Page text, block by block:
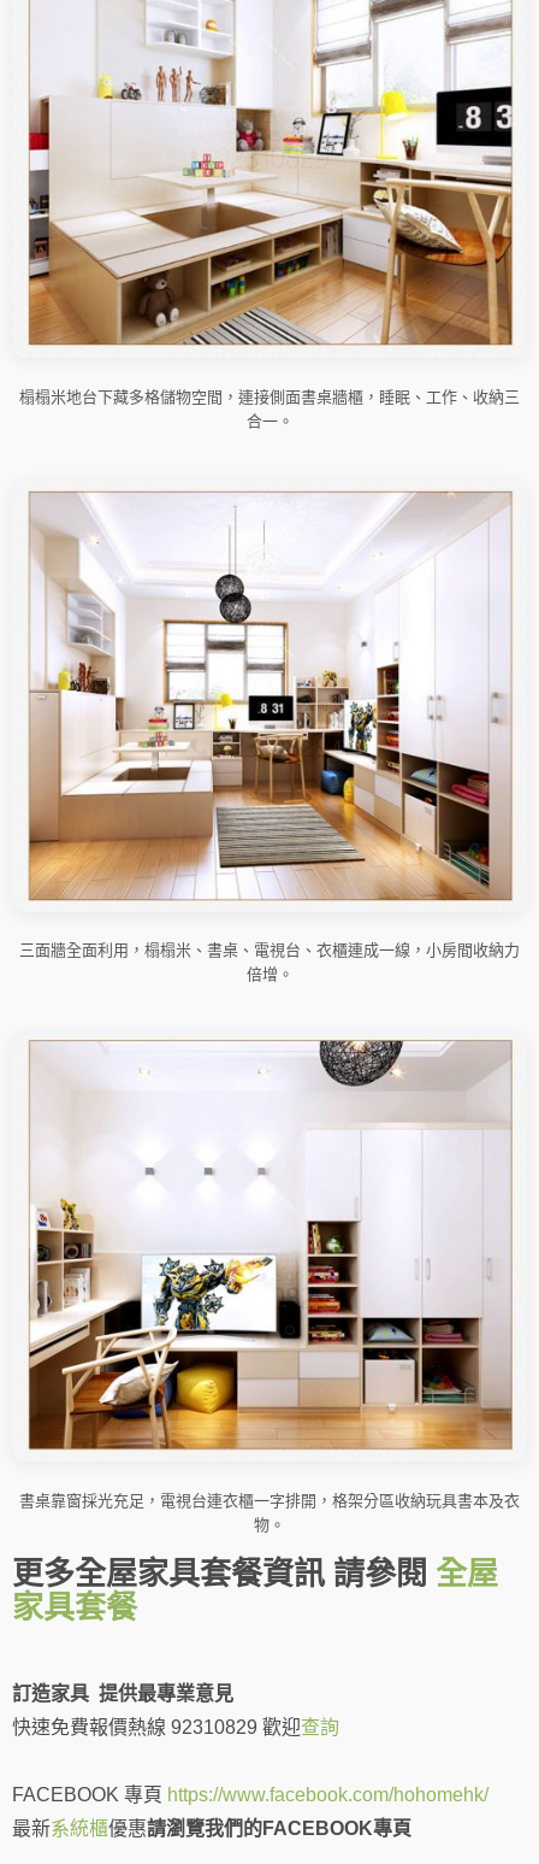
榻榻米地台下藏多格儲物空間，連接側面書桌牆櫃，睡眠、工作、收納三
合一。
三面牆全面利用，榻榻米、書桌、電視台、衣櫃連成一線，小房間收納力
倍增。
書桌靠窗採光充足，電視台連衣櫃一字排開，格架分區收納玩具書本及衣
物。
更多全屋家具套餐資訊 請參閱 全屋
家具套餐
訂造家具 提供最專業意見
快速免費報價熱線 92310829 歡迎查詢
FACEBOOK 專頁 https://www.facebook.com/hohomehk/
最新系統櫃優惠請瀏覽我們的FACEBOOK專頁